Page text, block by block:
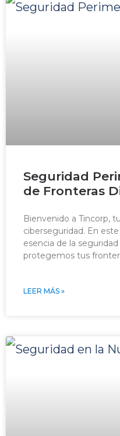
Seguridad
de Fronteras
Bienvenido a Tincorp,
ciberseguridad. En
esencia de la
protegemos tus
LEER MÁS »